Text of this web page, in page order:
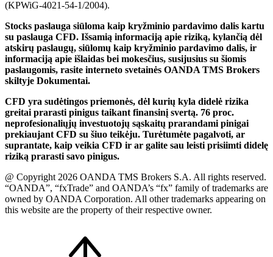
(KPWiG-4021-54-1/2004).
Stocks paslauga siūloma kaip kryžminio pardavimo dalis kartu
su paslauga CFD. Išsamią informaciją apie riziką, kylančią dėl
atskirų paslaugų, siūlomų kaip kryžminio pardavimo dalis, ir
informaciją apie išlaidas bei mokesčius, susijusius su šiomis
paslaugomis, rasite interneto svetainės OANDA TMS Brokers
skiltyje Dokumentai.
CFD yra sudėtingos priemonės, dėl kurių kyla didelė rizika
greitai prarasti pinigus taikant finansinį svertą. 76 proc.
neprofesionaliųjų investuotojų sąskaitų prarandami pinigai
prekiaujant CFD su šiuo teikėju. Turėtumėte pagalvoti, ar
suprantate, kaip veikia CFD ir ar galite sau leisti prisiimti didelę
riziką prarasti savo pinigus.
@ Copyright 2026 OANDA TMS Brokers S.A. All rights reserved.
“OANDA”, “fxTrade” and OANDA’s “fx” family of trademarks are
owned by OANDA Corporation. All other trademarks appearing on
this website are the property of their respective owner.